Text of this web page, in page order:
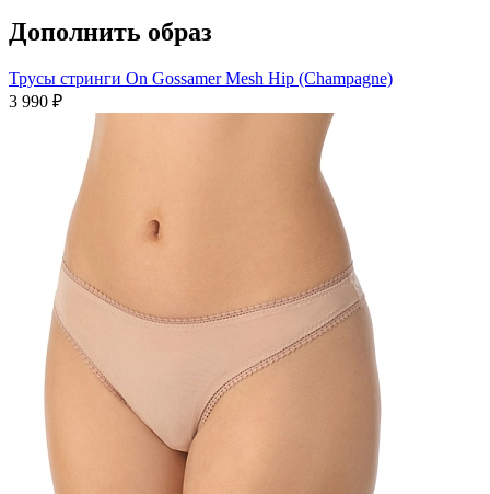
Дополнить образ
Трусы стринги On Gossamer Mesh Hip (Champagne)
3 990 ₽